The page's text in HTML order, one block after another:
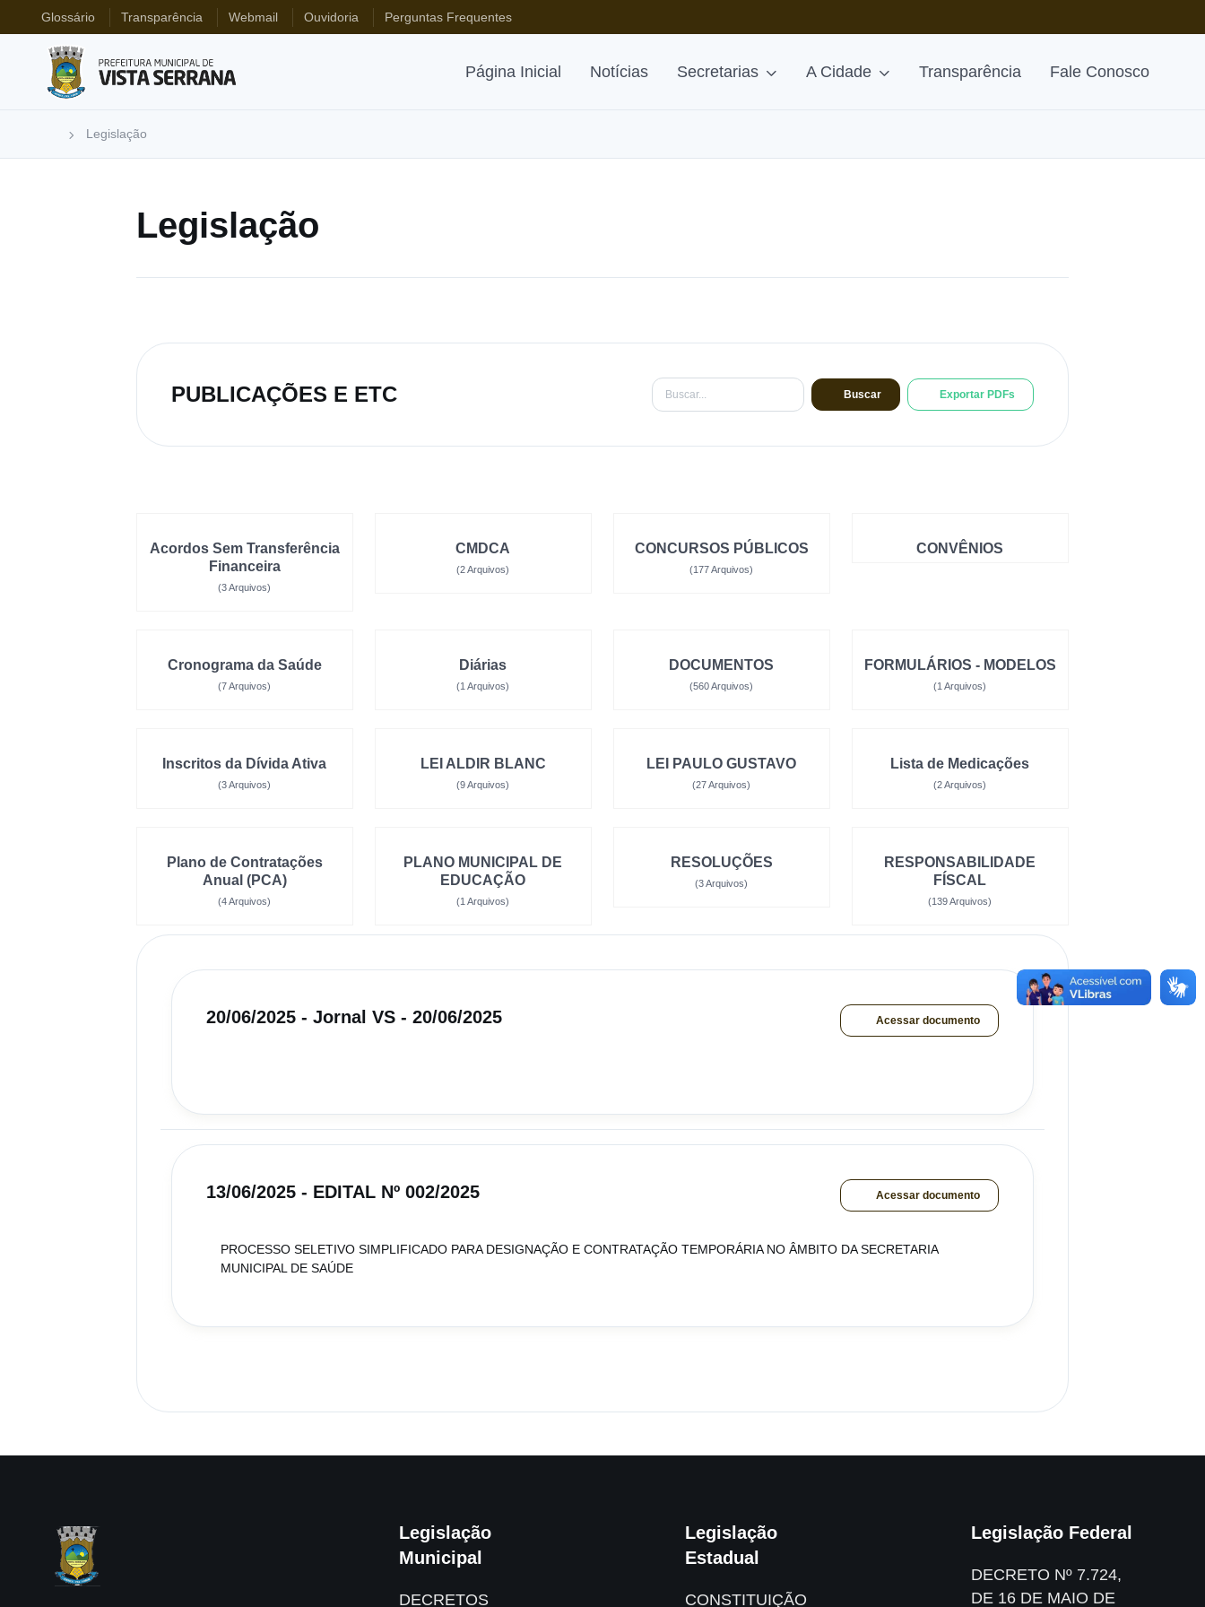
Glossário Transparência Webmail Ouvidoria Perguntas Frequentes
Página Inicial Notícias Secretarias A Cidade Transparência Fale Conosco
Legislação
Legislação
PUBLICAÇÕES E ETC Buscar Exportar PDFs
Acordos Sem Transferência
Financeira
(3 Arquivos)
CMDCA
(2 Arquivos)
CONCURSOS PÚBLICOS
(177 Arquivos)
CONVÊNIOS
Cronograma da Saúde
(7 Arquivos)
Diárias
(1 Arquivos)
DOCUMENTOS
(560 Arquivos)
FORMULÁRIOS - MODELOS
(1 Arquivos)
Inscritos da Dívida Ativa
(3 Arquivos)
LEI ALDIR BLANC
(9 Arquivos)
LEI PAULO GUSTAVO
(27 Arquivos)
Lista de Medicações
(2 Arquivos)
Plano de Contratações
Anual (PCA)
(4 Arquivos)
PLANO MUNICIPAL DE
EDUCAÇÃO
(1 Arquivos)
RESOLUÇÕES
(3 Arquivos)
RESPONSABILIDADE
FÍSCAL
(139 Arquivos)
20/06/2025 - Jornal VS - 20/06/2025 Acessar documento
13/06/2025 - EDITAL Nº 002/2025 Acessar documento
PROCESSO SELETIVO SIMPLIFICADO PARA DESIGNAÇÃO E CONTRATAÇÃO TEMPORÁRIA NO ÂMBITO DA SECRETARIA
MUNICIPAL DE SAÚDE
Legislação
Municipal
DECRETOS
Legislação
Estadual
CONSTITUIÇÃO
Legislação Federal
DECRETO Nº 7.724,
DE 16 DE MAIO DE